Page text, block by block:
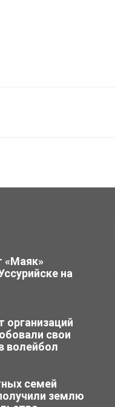
«Маяк»
на
организаций
свои
волейбол
семей
землю